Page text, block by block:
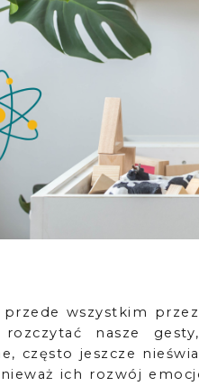
przede wszystkim
nasze
często jeszcze
ich rozwój